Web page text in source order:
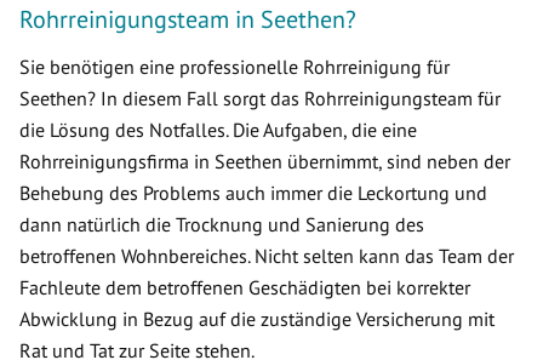
Rohrreinigungsteam in Seethen?
Sie benötigen eine professionelle Rohrreinigung für
Seethen? In diesem Fall sorgt das Rohrreinigungsteam für
die Lösung des Notfalles. Die Aufgaben, die eine
Rohrreinigungsfirma in Seethen übernimmt, sind neben der
Behebung des Problems auch immer die Leckortung und
dann natürlich die Trocknung und Sanierung des
betroffenen Wohnbereiches. Nicht selten kann das Team der
Fachleute dem betroffenen Geschädigten bei korrekter
Abwicklung in Bezug auf die zuständige Versicherung mit
Rat und Tat zur Seite stehen.